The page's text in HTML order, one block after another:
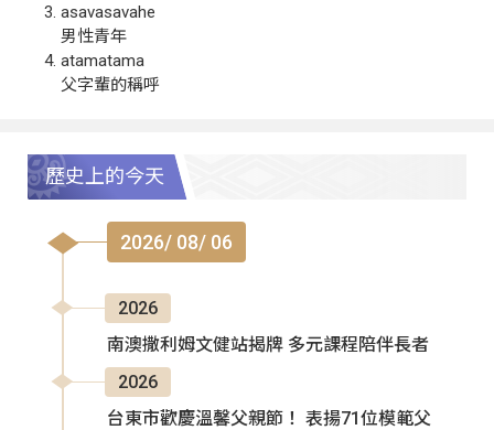
asavasavahe
男性青年
atamatama
父字輩的稱呼
歷史上的今天
2026/ 08/ 06
2026
南澳撒利姆文健站揭牌 多元課程陪伴長者
2026
台東市歡慶溫馨父親節！ 表揚71位模範父